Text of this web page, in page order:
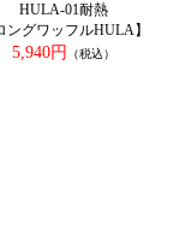
HULA-01耐熱
ングワッフルHULA】
5,940円
（税込）